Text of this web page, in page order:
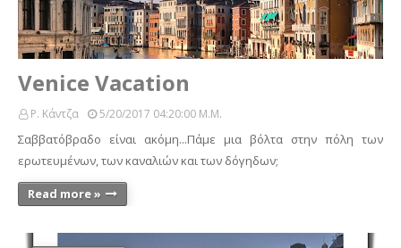
Venice Vacation
Ρ. Κάντζα 5/20/2017 04:20:00 Μ.μ.
Σαββατόβραδο είναι ακόμη...Πάμε μια βόλτα στην πόλη των
ερωτευμένων, των καναλιών και των δόγηδων;
Read more »